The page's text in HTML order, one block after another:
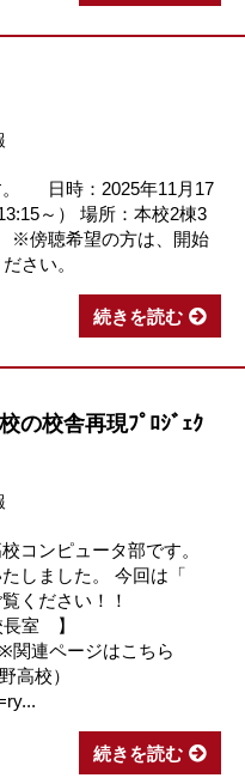
。 日時：2025年11月17
～） 場所：本校2棟3
傍聴希望の方は、開始
さい。
続きを読む
の校舎再現ﾌﾟﾛｼﾞｪｸ
コンピュータ部です。
しました。 今回は「
覧ください！！
室 】
連ページはこちら
高校）
続きを読む